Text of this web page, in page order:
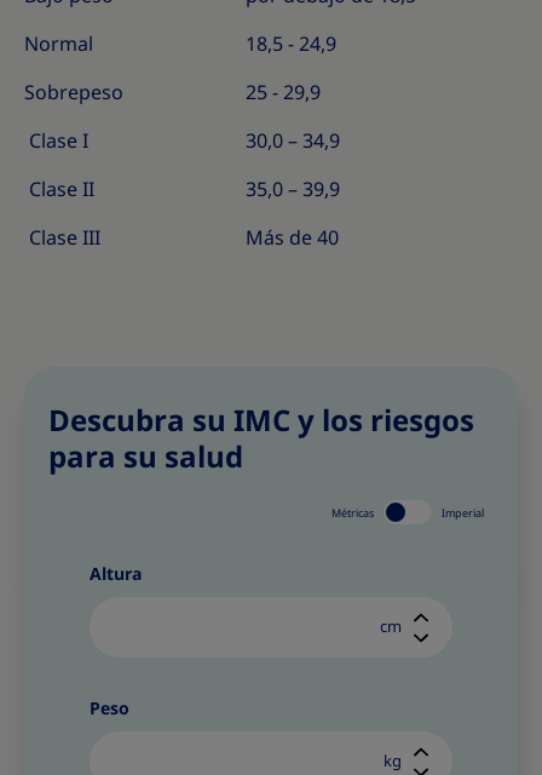
Normal
18,5 - 24,9
Sobrepeso
25 - 29,9
Clase I
30,0 – 34,9
Clase II
35,0 – 39,9
Clase III
Más de 40
Descubra su IMC y los riesgos
para su salud
Métricas Imperial
Altura
cm
Peso
kg